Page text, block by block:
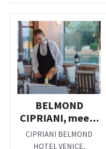
BELMOND
CIPRIANI, meest
glamoureus hotel
in Venetië!
CIPRIANI BELMOND
HOTEL VENICE,